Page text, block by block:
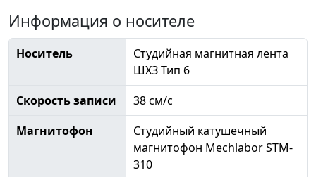
Информация о носителе
Носитель
Студийная магнитная лента
ШХЗ Тип 6
Скорость записи
38 см/с
Магнитофон
Студийный катушечный
магнитофон Mechlabor STM-
310